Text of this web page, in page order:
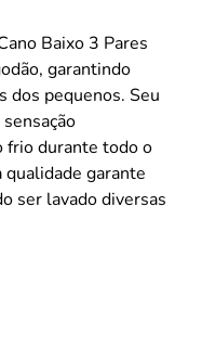
Baixo 3 Pares
garantindo
dos pequenos. Seu
frio durante todo o
garante
ser lavado diversas